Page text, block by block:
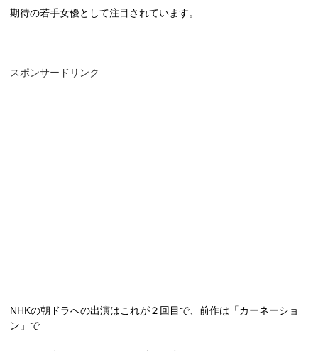
期待の若手女優として注目されています。
スポンサードリンク
NHKの朝ドラへの出演はこれが２回目で、前作は「カーネーショ
ン」で